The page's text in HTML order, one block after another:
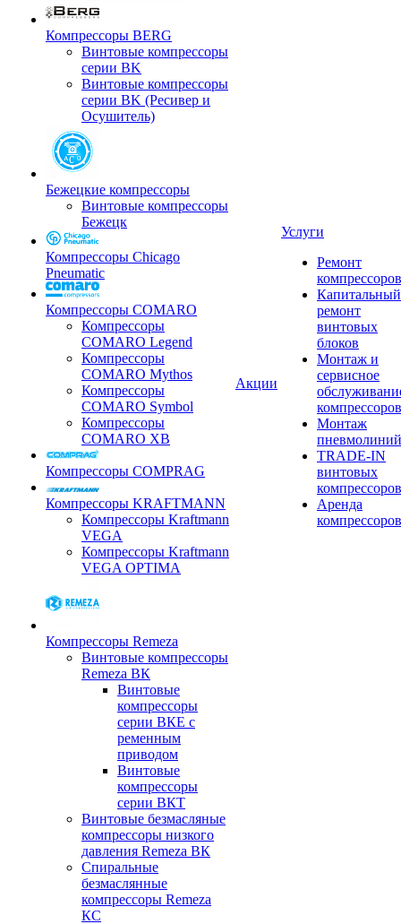
Компрессоры BERG
Винтовые компрессоры
серии BK
Винтовые компрессоры
серии BK (Ресивер и
Осушитель)
Бежецкие компрессоры
Винтовые компрессоры
Бежецк
Компрессоры Chicago
Pneumatic
Компрессоры COMARO
Компрессоры
COMARO Legend
Компрессоры
COMARO Mythos
Компрессоры
COMARO Symbol
Компрессоры
COMARO XB
Компрессоры COMPRAG
Компрессоры KRAFTMANN
Компрессоры Kraftmann
VEGA
Компрессоры Kraftmann
VEGA OPTIMA
Компрессоры Remeza
Винтовые компрессоры
Remeza ВК
Винтовые
компрессоры
серии ВКЕ с
ременным
приводом
Винтовые
компрессоры
серии ВКТ
Винтовые безмасляные
компрессоры низкого
давления Remeza ВК
Спиральные
безмаслянные
компрессоры Remeza
КС
Акции
Услуги
Ремонт
компрессоров
Капитальный
ремонт
винтовых
блоков
Монтаж и
сервисное
компрессоров
Монтаж
пневмолиний
TRADE-IN
винтовых
компрессоров
Аренда
компрессоров